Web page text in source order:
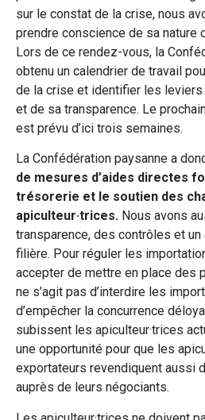
sur le constat de la crise, nous
prendre conscience de sa nature
Lors de ce rendez-vous, la
obtenu un calendrier de travail
de la crise et identifier les leviers
et de sa transparence. Le
est prévu d’ici trois semaines.
La Confédération paysanne a
de mesures d’aides directes
trésorerie et le soutien des
apiculteur·trices. Nous avons
transparence, des contrôles et
filière. Pour réguler les
accepter de mettre en place des
ne s’agit pas d’interdire les
d’empêcher la concurrence
subissent les apiculteur·trices
une opportunité pour que les
exportateurs revendiquent aussi
auprès de leurs négociants.